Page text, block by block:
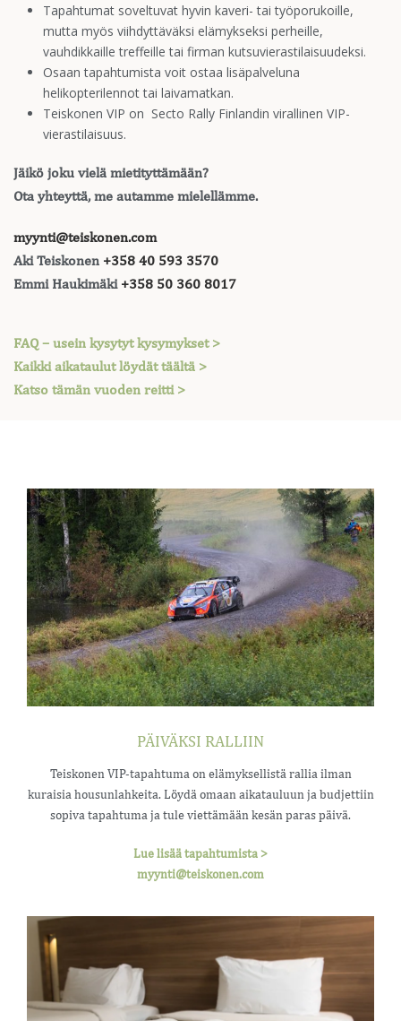
Tapahtumat soveltuvat hyvin kaveri- tai työporukoille,
mutta myös viihdyttäväksi elämykseksi perheille,
vauhdikkaille treffeille tai firman kutsuvierastilaisuudeksi.
Osaan tapahtumista voit ostaa lisäpalveluna
helikopterilennot tai laivamatkan.
Teiskonen VIP on Secto Rally Finlandin virallinen VIP-
vierastilaisuus.
Jäikö joku vielä mietityttämään?
Ota yhteyttä, me autamme mielellämme.
myynti@teiskonen.com
Aki Teiskonen +358 40 593 3570
Emmi Haukimäki +358 50 360 8017
FAQ – usein kysytyt kysymykset >
Kaikki aikataulut löydät täältä >
Katso tämän vuoden reitti >
PÄIVÄKSI RALLIIN
Teiskonen VIP-tapahtuma on elämyksellistä rallia ilman
kuraisia housunlahkeita. Löydä omaan aikatauluun ja budjettiin
sopiva tapahtuma ja tule viettämään kesän paras päivä.
Lue lisää tapahtumista >
myynti@teiskonen.com